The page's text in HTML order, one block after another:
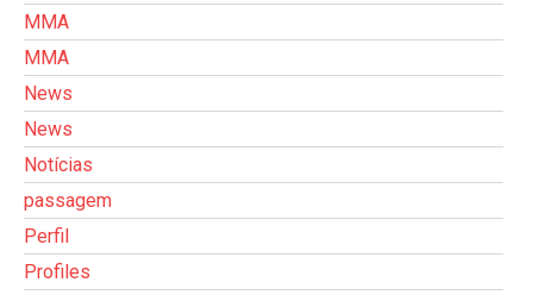
MMA
MMA
News
News
Notícias
passagem
Perfil
Profiles